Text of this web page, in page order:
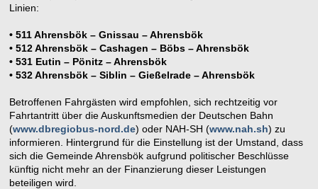
Linien:
• 511 Ahrensbök – Gnissau – Ahrensbök
• 512 Ahrensbök – Cashagen – Böbs – Ahrensbök
• 531 Eutin – Pönitz – Ahrensbök
• 532 Ahrensbök – Siblin – Gießelrade – Ahrensbök
Betroffenen Fahrgästen wird empfohlen, sich rechtzeitig vor
Fahrtantritt über die Auskunftsmedien der Deutschen Bahn
(www.dbregiobus-nord.de) oder NAH-SH (www.nah.sh) zu
informieren. Hintergrund für die Einstellung ist der Umstand, dass
sich die Gemeinde Ahrensbök aufgrund politischer Beschlüsse
künftig nicht mehr an der Finanzierung dieser Leistungen
beteiligen wird.